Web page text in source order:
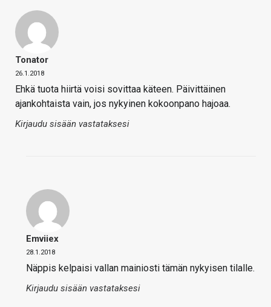
Tonator
26.1.2018
Ehkä tuota hiirtä voisi sovittaa käteen. Päivittäinen
ajankohtaista vain, jos nykyinen kokoonpano hajoaa.
Kirjaudu sisään vastataksesi
Emviiex
28.1.2018
Näppis kelpaisi vallan mainiosti tämän nykyisen tilalle.
Kirjaudu sisään vastataksesi